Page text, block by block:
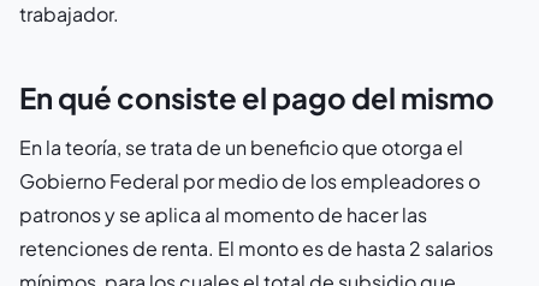
trabajador.
En qué consiste el pago del mismo
En la teoría, se trata de un beneficio que otorga el
Gobierno Federal por medio de los empleadores o
patronos y se aplica al momento de hacer las
retenciones de renta. El monto es de hasta 2 salarios